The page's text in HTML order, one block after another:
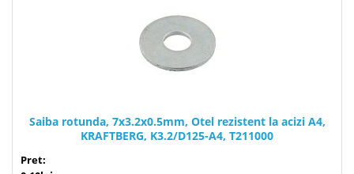
Saiba rotunda, 7x3.2x0.5mm, Otel rezistent la acizi A4,
KRAFTBERG, K3.2/D125-A4, T211000
Pret: